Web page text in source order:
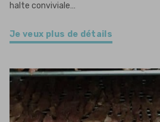
halte conviviale…
Je veux plus de détails